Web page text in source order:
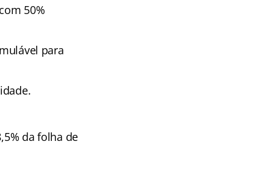
50%
para
da folha de